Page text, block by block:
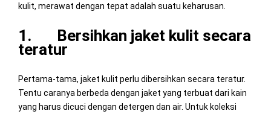
kulit, merawat dengan tepat adalah suatu keharusan.
1. Bersihkan jaket kulit secara
teratur
Pertama-tama, jaket kulit perlu dibersihkan secara teratur.
Tentu caranya berbeda dengan jaket yang terbuat dari kain
yang harus dicuci dengan detergen dan air. Untuk koleksi